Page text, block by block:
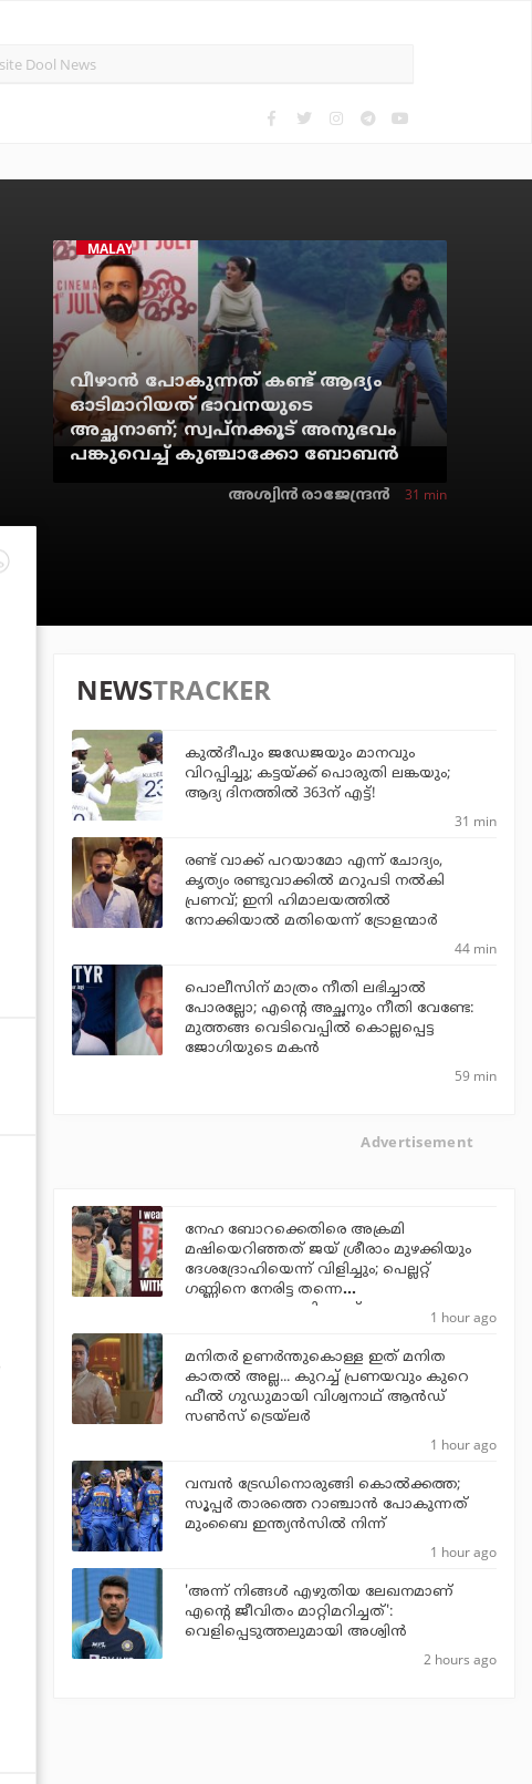
MALAYALAM CINEMA
വീഴാന്‍ പോകുന്നത് കണ്ട് ആദ്യം
ഓടിമാറിയത് ഭാവനയുടെ
അച്ഛനാണ്; സ്വപ്‌നക്കൂട് അനുഭവം
പങ്കുവെച്ച് കുഞ്ചാക്കോ ബോബന്‍
അശ്വിന്‍ രാജേന്ദ്രന്‍ 31 min
NEWSTRACKER
കുല്‍ദീപും ജഡേജയും മാനവും
വിറപ്പിച്ചു; കട്ടയ്ക്ക് പൊരുതി ലങ്കയും;
ആദ്യ ദിനത്തില്‍ 363ന് എട്ട്!
31 min
രണ്ട് വാക്ക് പറയാമോ എന്ന് ചോദ്യം,
കൃത്യം രണ്ടുവാക്കില്‍ മറുപടി നല്‍കി
പ്രണവ്; ഇനി ഹിമാലയത്തില്‍
നോക്കിയാല്‍ മതിയെന്ന് ട്രോളന്മാര്‍
44 min
പൊലീസിന് മാത്രം നീതി ലഭിച്ചാല്‍
പോരല്ലോ; എന്റെ അച്ഛനും നീതി വേണ്ടേ:
മുത്തങ്ങ വെടിവെപ്പില്‍ കൊല്ലപ്പെട്ട
ജോഗിയുടെ മകന്‍
59 min
Advertisement
നേഹ ബോറക്കെതിരെ അക്രമി
മഷിയെറിഞ്ഞത് ജയ് ശ്രീരാം മുഴക്കിയും
ദേശദ്രോഹിയെന്ന് വിളിച്ചും; പെല്ലറ്റ്
ഗണ്ണിനെ നേരിട്ട തന്നെ
ഭയപ്പെടുത്താനാവില്ലെന്ന് നേഹ
1 hour ago
മനിതര്‍ ഉണര്‍ന്തുകൊള്ള ഇത് മനിത
കാതല്‍ അല്ല... കുറച്ച് പ്രണയവും കുറെ
ഫീല്‍ ഗുഡുമായി വിശ്വനാഥ് ആന്‍ഡ്
സണ്‍സ് ട്രെയ്‌ലര്‍
1 hour ago
വമ്പന്‍ ട്രേഡിനൊരുങ്ങി കൊല്‍ക്കത്ത;
സൂപ്പര്‍ താരത്തെ റാഞ്ചാന്‍ പോകുന്നത്
മുംബൈ ഇന്ത്യന്‍സില്‍ നിന്ന്
1 hour ago
'അന്ന് നിങ്ങള്‍ എഴുതിയ ലേഖനമാണ്
എന്റെ ജീവിതം മാറ്റിമറിച്ചത്':
വെളിപ്പെടുത്തലുമായി അശ്വിന്‍
2 hours ago